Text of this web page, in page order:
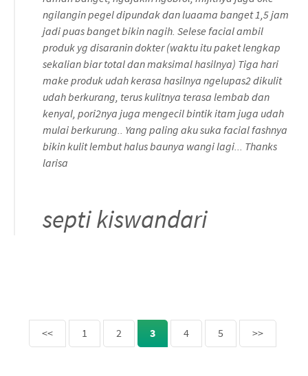
ngilangin pegel dipundak dan luaama banget 1,5 jam
jadi puas banget bikin nagih. Selese facial ambil
produk yg disaranin dokter (waktu itu paket lengkap
sekalian biar total dan maksimal hasilnya) Tiga hari
make produk udah kerasa hasilnya ngelupas2 dikulit
udah berkurang, terus kulitnya terasa lembab dan
kenyal, pori2nya juga mengecil bintik itam juga udah
mulai berkurung.. Yang paling aku suka facial fashnya
bikin kulit lembut halus baunya wangi lagi... Thanks
larisa
septi kiswandari
<< 1 2 3 4 5 >>